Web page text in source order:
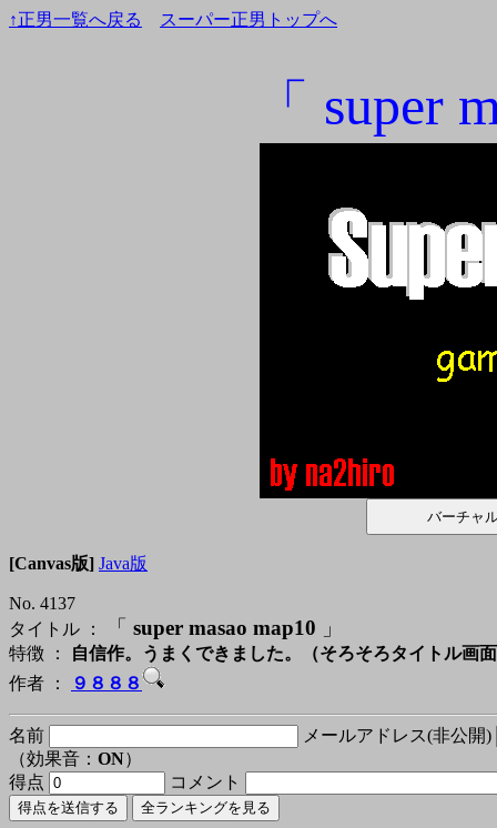
↑正男一覧へ戻る スーパー正男トップへ
「 super
[Canvas版] Java版
No. 4137
タイトル ：
「 super masao map10 」
特徴 ：
自信作。うまくできました。（そろそろタイトル画
作者 ：
９８８８
名前
メールアドレス(非公開)
（効果音： ON）
得点
コメント